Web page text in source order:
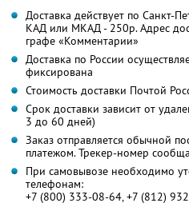
Доставка действует по Санкт-
КАД или МКАД - 250р. Адрес
графе «Комментарии»
Доставка по России
фиксирована
Стоимость доставки Почтой
Срок доставки зависит от
3 до 60 дней)
Заказ отправляется обычной
платежом. Трекер-номер
При самовывозе необходимо
телефонам:
+7 (800) 333-08-64, +7 (812)